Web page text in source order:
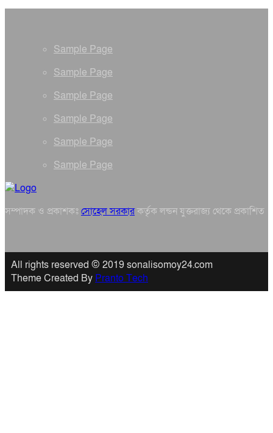
Sample Page
Sample Page
Sample Page
Sample Page
Sample Page
Sample Page
সম্পাদক ও প্রকাশকঃ সোহেল সরকারকর্তৃক লন্ডন যুক্তরাজ্য থেকে প্রকাশিত
All rights reserved © 2019 sonalisomoy24.com
Theme Created By Pranto Tech